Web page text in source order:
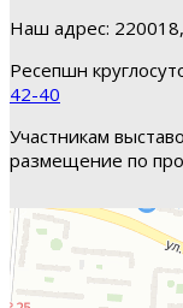
Наш адрес: 220018,
Ресепшн
42-40
Участникам
размещение по